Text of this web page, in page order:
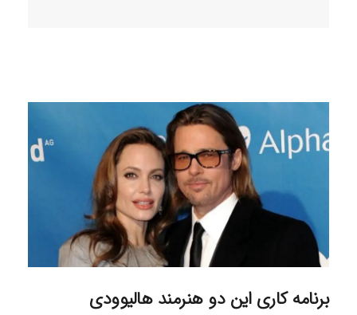
برنامه کاری این دو هنرمند هالیوودی